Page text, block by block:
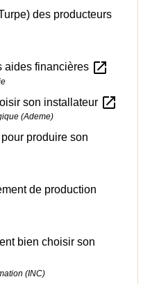
des producteurs
aides financières open_in_new
son installateur open_in_new
(Ademe)
produire son
de production
bien choisir son
(INC)